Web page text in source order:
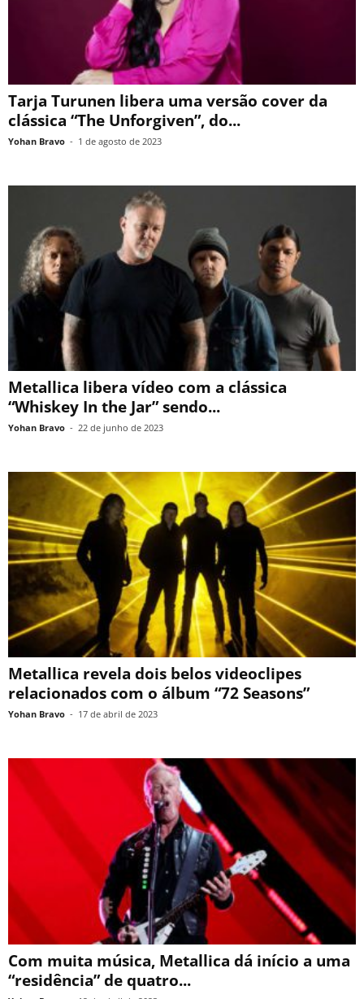
Tarja Turunen libera uma versão cover da
clássica “The Unforgiven”, do...
Yohan Bravo - 1 de agosto de 2023
Metallica libera vídeo com a clássica
“Whiskey In the Jar” sendo...
Yohan Bravo - 22 de junho de 2023
Metallica revela dois belos videoclipes
relacionados com o álbum “72 Seasons”
Yohan Bravo - 17 de abril de 2023
Com muita música, Metallica dá início a uma
“residência” de quatro...